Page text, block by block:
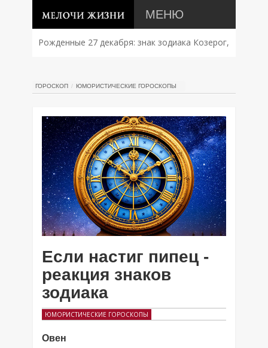
МЕНЮ
Рожденные 27 декабря: знак зодиака Козерог,
ГОРОСКОП ЮМОРИСТИЧЕСКИЕ ГОРОСКОПЫ
Если настиг пипец -
реакция знаков
зодиака
ЮМОРИСТИЧЕСКИЕ ГОРОСКОПЫ
Овен